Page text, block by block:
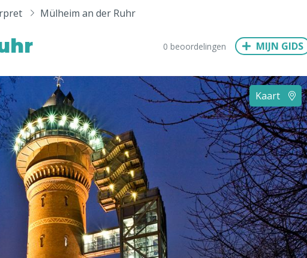
München Wenen Budapest Bangkok
Mülheim an der Ruhr
0 beoordelingen MIJN GIDS
Kaart